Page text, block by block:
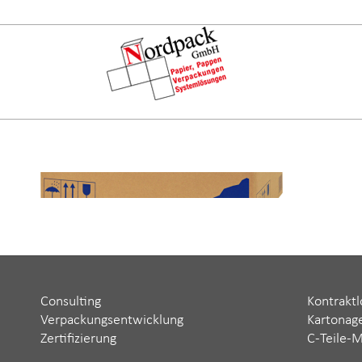
Consulting
Verpackungsentwicklung
Zertifizierung
C-Teile-